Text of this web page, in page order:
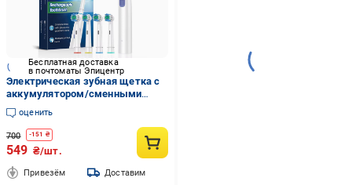
Бесплатная доставка
в почтоматы Эпицентр
Электрическая зубная щетка с
аккумулятором/сменными
насадками 4 шт. (34087675)
оценить
700 -151 ₴
549 ₴/шт.
Привезём Доставим